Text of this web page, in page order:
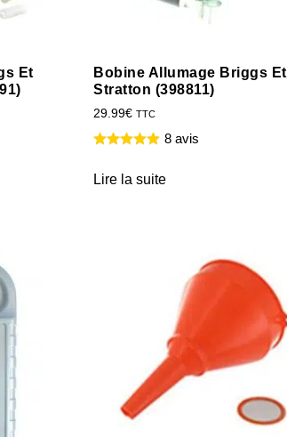
Et
Bobine Allumage Briggs Et
Stratton (398811)
29.99€ TTC
8 avis
Lire la suite